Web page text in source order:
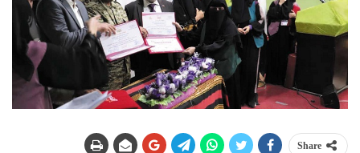
Share